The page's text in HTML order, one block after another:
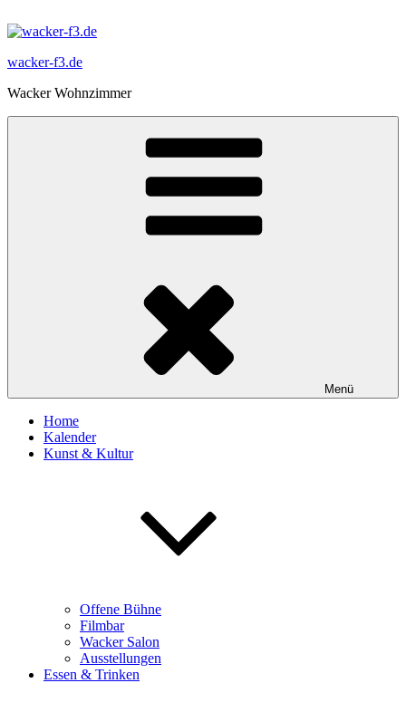
Inhalt
wacker-f3.de
Wacker Wohnzimmer
Menü
Home
Kalender
Kunst & Kultur
Offene Bühne
Filmbar
Wacker Salon
Ausstellungen
Essen & Trinken